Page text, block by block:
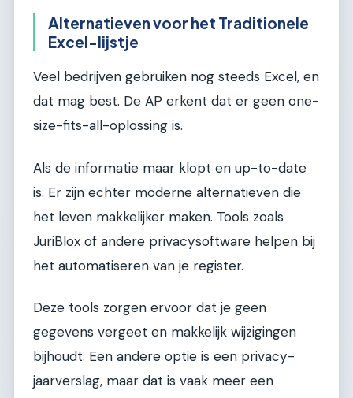
Alternatieven voor het Traditionele
Excel-lijstje
Veel bedrijven gebruiken nog steeds Excel, en
dat mag best. De AP erkent dat er geen one-
size-fits-all-oplossing is.
Als de informatie maar klopt en up-to-date
is. Er zijn echter moderne alternatieven die
het leven makkelijker maken. Tools zoals
JuriBlox of andere privacysoftware helpen bij
het automatiseren van je register.
Deze tools zorgen ervoor dat je geen
gegevens vergeet en makkelijk wijzigingen
bijhoudt. Een andere optie is een privacy-
jaarverslag, maar dat is vaak meer een